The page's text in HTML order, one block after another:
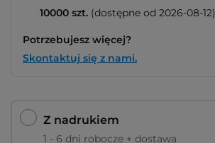
10000 szt. (dostępne od 2026-08-12)
Potrzebujesz więcej?
Skontaktuj się z nami.
Z nadrukiem
1 - 6 dni robocze + dostawa